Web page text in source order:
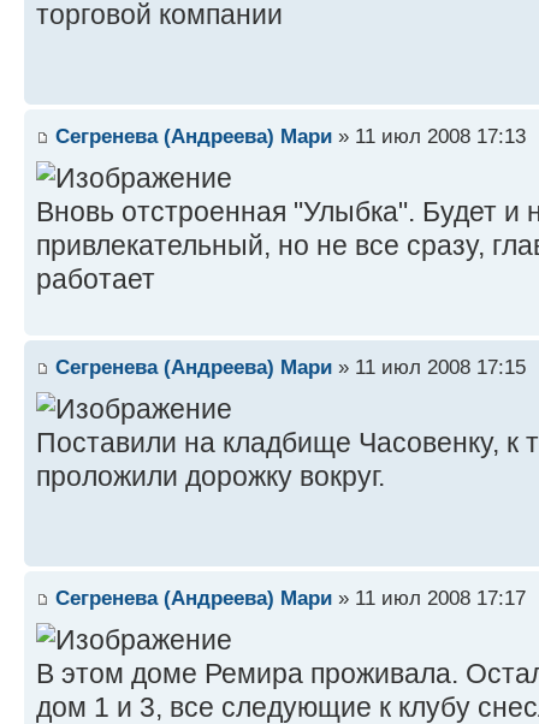
торговой компании
Сегренева (Андреева) Мари » 11 июл 2008 17:13
Вновь отстроенная "Улыбка". Будет и
привлекательный, но не все сразу,
работает
Сегренева (Андреева) Мари » 11 июл 2008 17:15
Поставили на кладбище Часовенку, к
проложили дорожку вокруг.
Сегренева (Андреева) Мари » 11 июл 2008 17:17
В этом доме Ремира проживала.
дом 1 и 3, все следующие к клубу